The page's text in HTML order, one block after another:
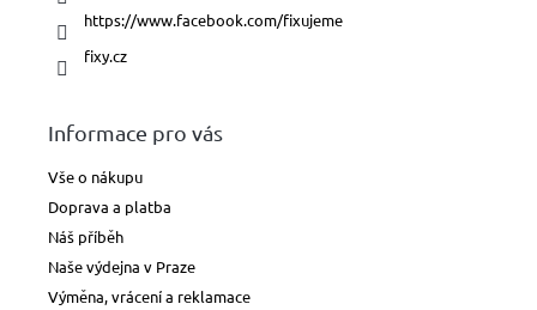
https://www.facebook.com/fixujeme
fixy.cz
Informace pro vás
Vše o nákupu
Doprava a platba
Náš příběh
Naše výdejna v Praze
Výměna, vrácení a reklamace